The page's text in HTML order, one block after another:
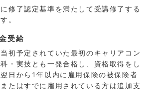
修了認定基準を満たして受講修了する
。
受給
初予定されていた最初のキャリアコン
・実技とも一発合格し、資格取得をし
日から1年以内に雇用保険の被保険者
たはすでに雇用されている方は追加支